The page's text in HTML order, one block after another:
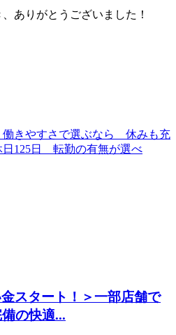
ありがとうございました！
スタート！＞一部店舗で
の快適...